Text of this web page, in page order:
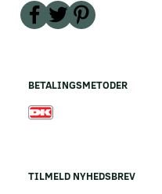
BETALINGSMETODER
TILMELD NYHEDSBREV